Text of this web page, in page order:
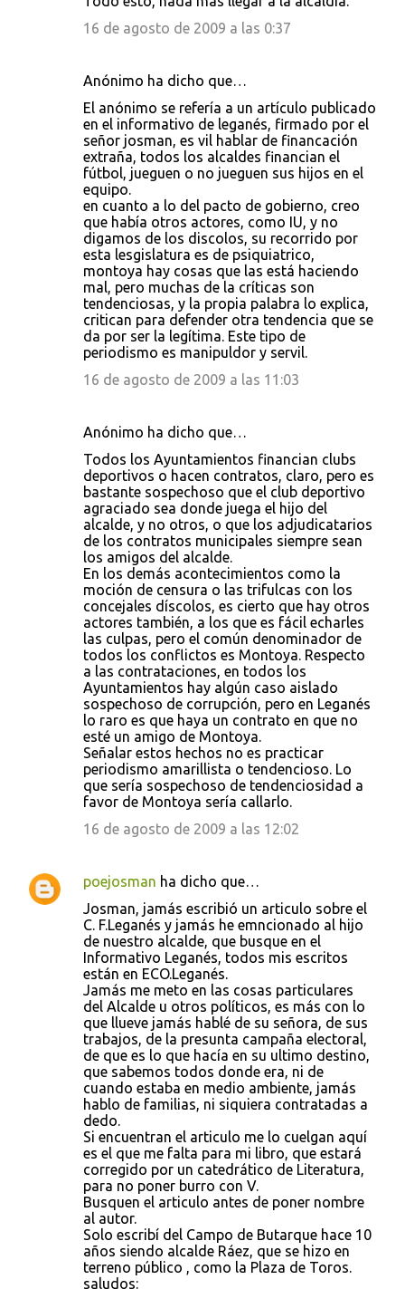
16 de agosto de 2009 a las 0:37
Anónimo ha dicho que…
El anónimo se refería a un artículo publicado
en el informativo de leganés, firmado por el
señor josman, es vil hablar de financación
extraña, todos los alcaldes financian el
fútbol, jueguen o no jueguen sus hijos en el
equipo.
en cuanto a lo del pacto de gobierno, creo
que había otros actores, como IU, y no
digamos de los discolos, su recorrido por
esta lesgislatura es de psiquiatrico,
montoya hay cosas que las está haciendo
mal, pero muchas de la críticas son
tendenciosas, y la propia palabra lo explica,
critican para defender otra tendencia que se
da por ser la legítima. Este tipo de
periodismo es manipuldor y servil.
16 de agosto de 2009 a las 11:03
Anónimo ha dicho que…
Todos los Ayuntamientos financian clubs
deportivos o hacen contratos, claro, pero es
bastante sospechoso que el club deportivo
agraciado sea donde juega el hijo del
alcalde, y no otros, o que los adjudicatarios
de los contratos municipales siempre sean
los amigos del alcalde.
En los demás acontecimientos como la
moción de censura o las trifulcas con los
concejales díscolos, es cierto que hay otros
actores también, a los que es fácil echarles
las culpas, pero el común denominador de
todos los conflictos es Montoya. Respecto
a las contrataciones, en todos los
Ayuntamientos hay algún caso aislado
sospechoso de corrupción, pero en Leganés
lo raro es que haya un contrato en que no
esté un amigo de Montoya.
Señalar estos hechos no es practicar
periodismo amarillista o tendencioso. Lo
que sería sospechoso de tendenciosidad a
favor de Montoya sería callarlo.
16 de agosto de 2009 a las 12:02
poejosman ha dicho que…
Josman, jamás escribió un articulo sobre el
C. F.Leganés y jamás he emncionado al hijo
de nuestro alcalde, que busque en el
Informativo Leganés, todos mis escritos
están en ECO.Leganés.
Jamás me meto en las cosas particulares
del Alcalde u otros políticos, es más con lo
que llueve jamás hablé de su señora, de sus
trabajos, de la presunta campaña electoral,
de que es lo que hacía en su ultimo destino,
que sabemos todos donde era, ni de
cuando estaba en medio ambiente, jamás
hablo de familias, ni siquiera contratadas a
dedo.
Si encuentran el articulo me lo cuelgan aquí
es el que me falta para mi libro, que estará
corregido por un catedrático de Literatura,
para no poner burro con V.
Busquen el articulo antes de poner nombre
al autor.
Solo escribí del Campo de Butarque hace 10
años siendo alcalde Ráez, que se hizo en
terreno público , como la Plaza de Toros.
saludos: